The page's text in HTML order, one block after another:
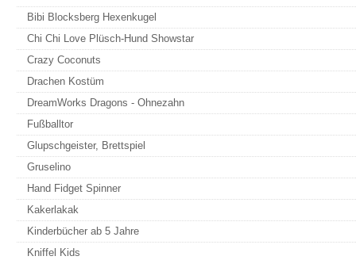
Bibi Blocksberg Hexenkugel
Chi Chi Love Plüsch-Hund Showstar
Crazy Coconuts
Drachen Kostüm
DreamWorks Dragons - Ohnezahn
Fußballtor
Glupschgeister, Brettspiel
Gruselino
Hand Fidget Spinner
Kakerlakak
Kinderbücher ab 5 Jahre
Kniffel Kids